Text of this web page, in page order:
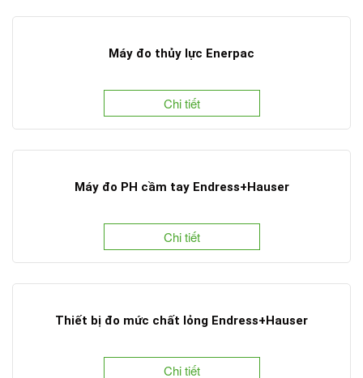
Máy đo thủy lực Enerpac
Chi tiết
Máy đo PH cầm tay Endress+Hauser
Chi tiết
Thiết bị đo mức chất lỏng Endress+Hauser
Chi tiết